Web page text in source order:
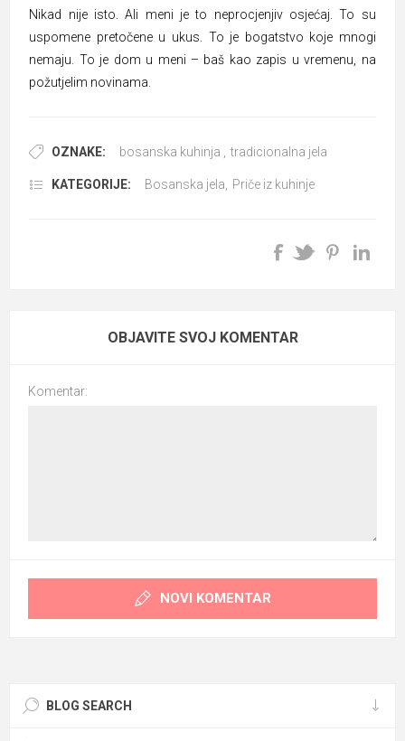
Nikad nije isto. Ali meni je to neprocjenjiv osjećaj. To su
uspomene pretočene u ukus. To je bogatstvo koje mnogi
nemaju. To je dom u meni – baš kao zapis u vremenu, na
požutjelim novinama.
OZNAKE: bosanska kuhinja tradicionalna jela
KATEGORIJE: Bosanska jela Priče iz kuhinje
OBJAVITE SVOJ KOMENTAR
Komentar:
NOVI KOMENTAR
BLOG SEARCH